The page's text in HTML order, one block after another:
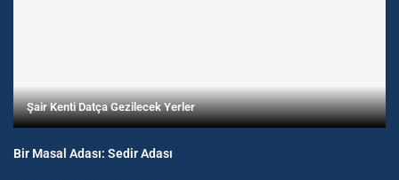
Şair Kenti Datça Gezilecek Yerler
Bir Masal Adası: Sedir Adası